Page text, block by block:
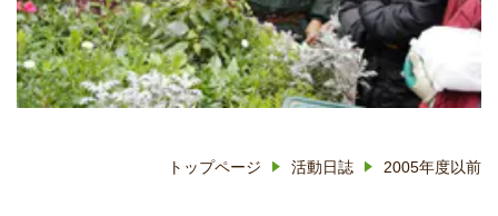
トップページ 活動日誌 2005年度以前